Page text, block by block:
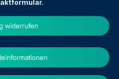
.
widerrufen